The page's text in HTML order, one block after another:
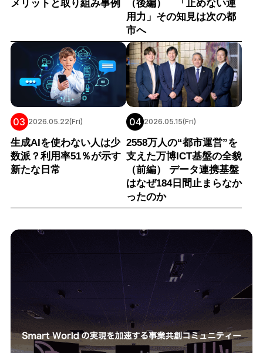
メリットと取り組み事例
（後編） 「止めない運
用力」その知見は次の都
市へ
03 2026.05.22(Fri)
生成AIを使わない人は少
数派？利用率51％が示す
新たな日常
04 2026.05.15(Fri)
2558万人の“都市運営”を
支えた万博ICT基盤の全貌
（前編） データ連携基盤
はなぜ184日間止まらなか
ったのか